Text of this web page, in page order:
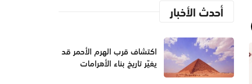
أحدث الأخبار
اكتشاف قرب الهرم الأحمر قد
يغيّر تاريخ بناء الأهرامات